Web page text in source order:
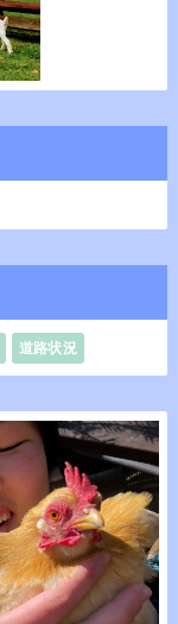
道路状況